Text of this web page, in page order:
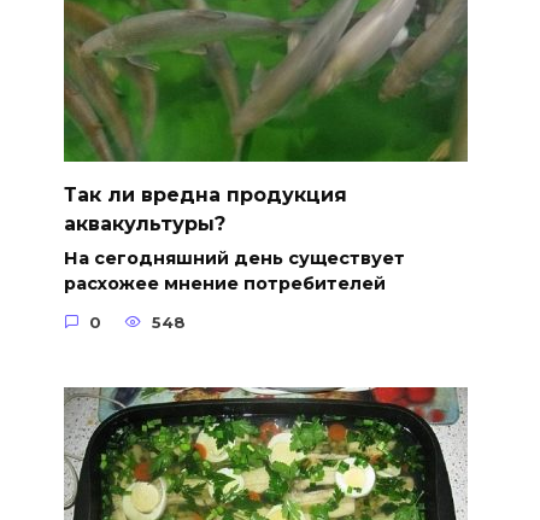
Так ли вредна продукция
аквакультуры?
На сегодняшний день существует
расхожее мнение потребителей
0 548